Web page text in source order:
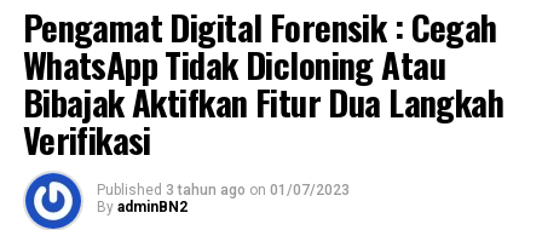
Pengamat Digital Forensik : Cegah
WhatsApp Tidak Dicloning Atau
Bibajak Aktifkan Fitur Dua Langkah
Verifikasi
Published 3 tahun ago on 01/07/2023
By adminBN2